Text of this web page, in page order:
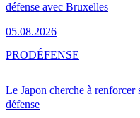
défense avec Bruxelles
05.08.2026
Le Japon cherche à renforcer
défense
PRODÉFENSE